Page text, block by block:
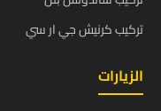
تركيب كرنيش جي ار سي
الزيارات